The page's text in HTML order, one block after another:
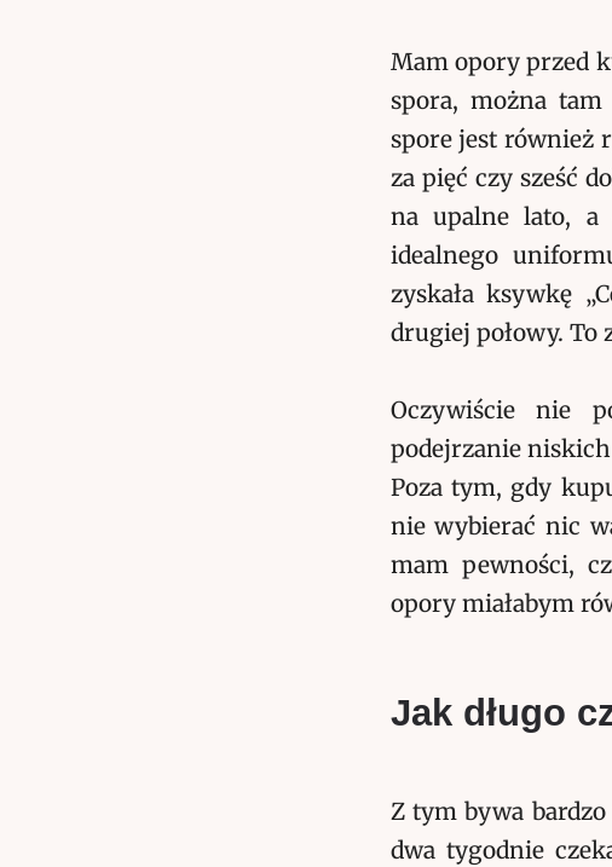
Mam opory przed
spora, można
spore jest również
za pięć czy sześć
na upalne lato, a
idealnego
zyskała ksywkę
drugiej połowy. To
Oczywiście nie
podejrzanie
Poza tym, gdy
nie wybierać nic
mam pewności,
opory miałabym
Jak długo
Z tym bywa
dwa tygodnie